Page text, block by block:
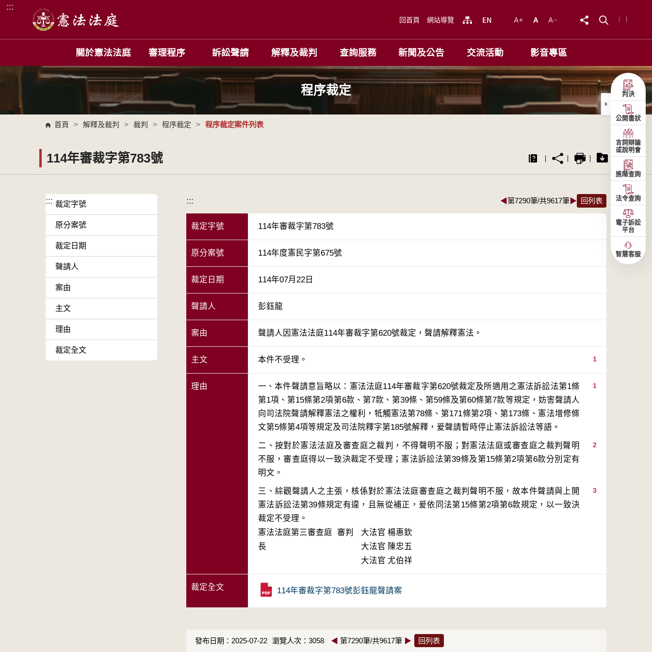
跳到主要內容區塊
:::
回首頁 網站導覽
關於憲法法庭 審理程序 訴訟聲請 解釋及裁判 查詢服務 新聞及公告 交流活動 影音專區
程序裁定
首頁 > 解釋及裁判 > 裁判 > 程序裁定 > 程序裁定案件列表
114年審裁字第783號
::: 裁定字號
原分案號
裁定日期
聲請人
案由
主文
理由
裁定全文
::: ◀第7290筆/共9617筆▶ 回列表
裁定字號 114年審裁字第783號
原分案號 114年度憲民字第675號
裁定日期 114年07月22日
聲請人 彭鈺龍
案由 聲請人因憲法法庭114年審裁字第620號裁定，聲請解釋憲法。
主文 1
本件不受理。
理由 1
一、本件聲請意旨略以：憲法法庭114年審裁字第620號裁定及所適用之憲法訴訟法第1條
第1項、第15條第2項第6款、第7款、第39條、第59條及第60條第7款等規定，妨害聲請人
向司法院聲請解釋憲法之權利，牴觸憲法第78條、第171條第2項、第173條、憲法增修條
2
二、按對於憲法法庭及審查庭之裁判，不得聲明不服；對憲法法庭或審查庭之裁判聲明
不服，審查庭得以一致決裁定不受理；憲法訴訟法第39條及第15條第2項第6款分別定有
3
三、綜觀聲請人之主張，核係對於憲法法庭審查庭之裁判聲明不服，故本件聲請與上開
憲法訴訟法第39條規定有違，且無從補正，爰依同法第15條第2項第6款規定，以一致決
裁定不受理。
憲法法庭第三審查庭 審判
長
大法官 楊惠欽
大法官 陳忠五
大法官 尤伯祥
裁定全文 114年審裁字第783號彭鈺龍聲請案
發布日期：2025-07-22 瀏覽人次：3058 ◀ 第7290筆/共9617筆 ▶ 回列表
判決
公開書狀
言詞辯論
或說明會
進階查詢
法令查詢
電子訴訟
平台
智慧客服